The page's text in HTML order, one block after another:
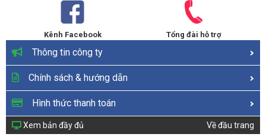
Kênh Facebook Tổng đài hỗ trợ
Thông tin công ty
Chính sách & hướng dẫn
Hình thức thanh toán
Xem bản đầy đủ Về đầu trang